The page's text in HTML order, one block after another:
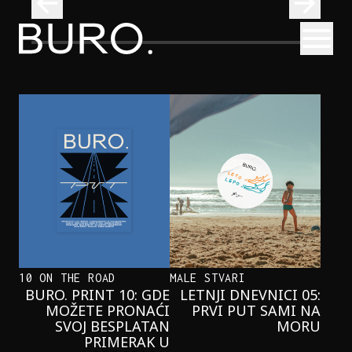
BURO.
ONAJ JEDAN PROIZVOD KOJI
STALNO SELIMO SA POLICE U
TORBE
10 ON THE ROAD
BURO. PRINT 10: GDE
MOŽETE PRONAĆI
SVOJ BESPLATAN
PRIMERAK U
MALE STVARI
LETNJI DNEVNICI 05:
PRVI PUT SAMI NA
MORU